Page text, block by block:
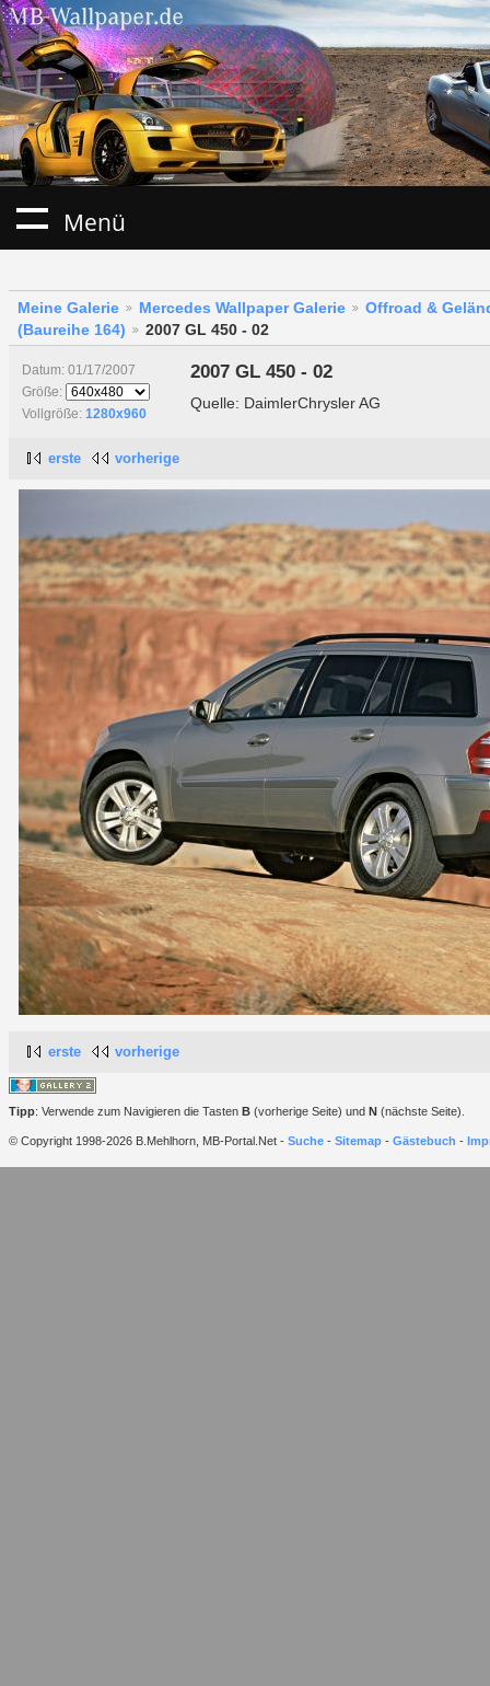
Menü
Meine Galerie Mercedes Wallpaper Galerie
Offroad &
(Baureihe 164)
2007 GL 450 - 02
Datum: 01/17/2007
Größe:
Vollgröße: 1280x960
2007 GL 450 - 02
Quelle: DaimlerChrysler AG
erste vorherige
erste vorherige
Tipp: Verwende zum Navigieren die Tasten B (vorherige Seite) und N (nächste Seite).
© Copyright 1998-2026 B.Mehlhorn, MB-Portal.Net - Suche - Sitemap - Gästebuch -